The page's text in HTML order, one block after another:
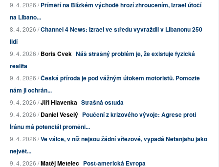
9. 4. 2026 /Příměří na Blízkém východě hrozí zhroucením, Izrael útočí
na Libano...
8. 4. 2026 /Channel 4 News: Izrael ve středu vyvraždil v Libanonu 250
lidí
9. 4. 2026 /Boris Cvek Náš strašný problém je, že existuje fyzická
realita
9. 4. 2026 /Česká příroda je pod vážným útokem motoristů. Pomozte
nám ji ochrán...
9. 4. 2026 /Jiří Hlavenka Strašná ostuda
9. 4. 2026 /Daniel Veselý Poučení z krizového vývoje: Agrese proti
Íránu má potenciál proměni...
9. 4. 2026 /Ve válce, v níž nejsou žádní vítězové, vypadá Netanjahu jako
největ...
9. 4. 2026 /Matěj Metelec Post-americká Evropa